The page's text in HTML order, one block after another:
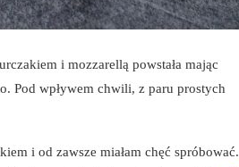
i mozzarellą powstała mając
Pod wpływem chwili, z paru prostych
i od zawsze miałam chęć spróbować.